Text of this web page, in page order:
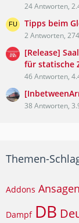
24 Antworten,
Tipps beim
2 Antworten,
[Release]
für statische
46 Antworten,
38 Antworten,
Themen-
Addons Ansagen
Dampf DB